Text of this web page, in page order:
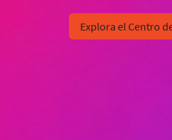
Explora el Centro